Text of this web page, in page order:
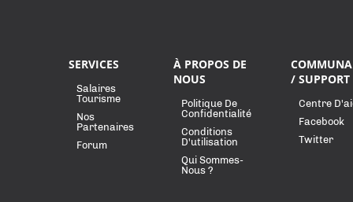
SERVICES
Salaires
Tourisme
Nos
Partenaires
Forum
À PROPOS DE
NOUS
Politique De
Confidentialité
Conditions
D'utilisation
Qui Sommes-
Nous ?
/ SUPPORT
Centre
Facebook
Twitter